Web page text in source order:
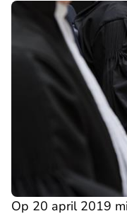
Op 20 april 2019